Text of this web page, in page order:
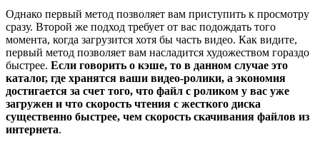
Однако первый метод позволяет вам приступить к просмотру
сразу. Второй же подход требует от вас подождать того
момента, когда загрузится хотя бы часть видео. Как видите,
первый метод позволяет вам насладится художеством гораздо
быстрее. Если говорить о кэше, то в данном случае это
каталог, где хранятся ваши видео-ролики, а экономия
достигается за счет того, что файл с роликом у вас уже
загружен и что скорость чтения с жесткого диска
существенно быстрее, чем скорость скачивания файлов из
интернета.